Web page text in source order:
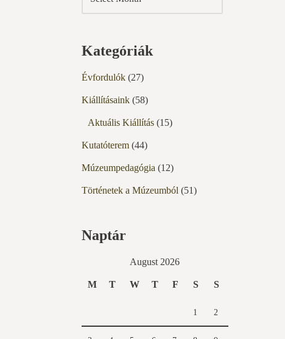
Kategóriák
Évfordulók(27)
Kiállításaink(58)
Aktuális Kiállítás(15)
Kutatóterem(44)
Múzeumpedagógia (12)
Történetek a Múzeumból (51)
Naptár
August 2026
M T W T F S S
1 2